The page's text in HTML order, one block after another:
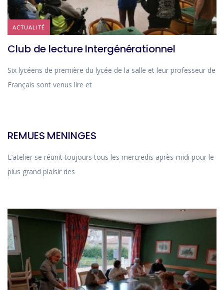
ACTUALITÉ
Club de lecture Intergénérationnel
Six lycéens de première du lycée de la salle et leur professeur de
Français sont venus lire et
REMUES MENINGES
L’atelier se réunit toujours tous les mercredis après-midi pour le
plus grand plaisir des